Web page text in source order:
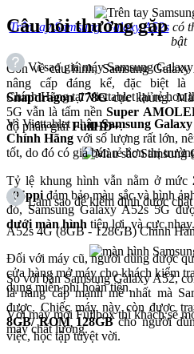
Trên tay Samsung Galaxy A52scó
bật
Còn về cấu hình, Samsung
nâng cấp đáng kể, đặc biệt là
Snapdragon 778Gcực khủng.
5G vẫn là tấm nềnSuper
độ phân giảiFullHD+.
Tỷ lệ khung hình vẫn nằm ở mức
405ppiđảm bảo màu sắc và hình
đó, Samsung Galaxy A52s 5G
dưới màn hình tiện lợi, và cực nhạy.
So với bản Samsung Galaxy A52,
là nâng cấp mạnh mẽ nhất mà
được. Chiếc máy này còn được
8GB/ ROM 128GBcho người
việc, học tập tuyệt vời.
Câu hỏi thường gặp
Vì sao giá máy Samsung
Chính Hãng tại Viettablet lại rẻ hơn
Vì Viettablet nhậpSamsung
Chính Hãng với số lượng rất lớn,
tốt, do đó có giá bán rẻ hơn thị
Làm sao để kiểm định được
A52s 4G (8GB - 128GB) Chính
Đối với máy cũ, người dùng được
cửa hàng mở máy cho khách kiểm
dụng miễn phí hoàn tiền.
Với máy mới Fullbox thì khách sẽ
máy chất lượng.